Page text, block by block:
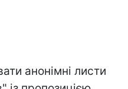
анонімні листи